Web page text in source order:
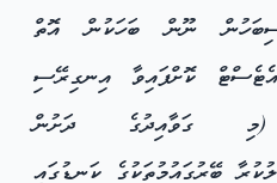
ނޫން ބަހަކުން އޮތް
ކޮށްފައިވާ އިނގިރޭސި
(މި ގަވާއިދުގެ ދަށުން
ބޭރުގައުމުތަކުގެ ކަނޑުގައި